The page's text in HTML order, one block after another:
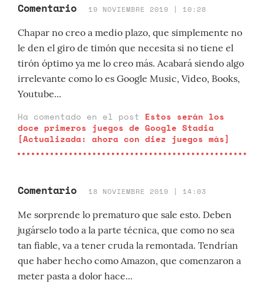
Comentario 19 NOVIEMBRE 2019 | 10:28
Chapar no creo a medio plazo, que simplemente no
le den el giro de timón que necesita si no tiene el
tirón óptimo ya me lo creo más. Acabará siendo algo
irrelevante como lo es Google Music, Video, Books,
Youtube...
Ha comentado en el post Estos serán los
doce primeros juegos de Google Stadia
[Actualizada: ahora con diez juegos más]
Comentario 18 NOVIEMBRE 2019 | 14:03
Me sorprende lo prematuro que sale esto. Deben
jugárselo todo a la parte técnica, que como no sea
tan fiable, va a tener cruda la remontada. Tendrían
que haber hecho como Amazon, que comenzaron a
meter pasta a dolor hace...